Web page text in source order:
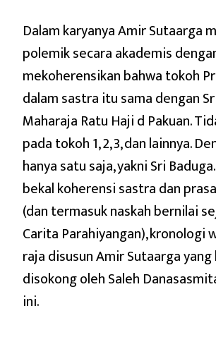
Dalam karyanya Amir Sutaarga
polemik secara akademis
mekoherensikan bahwa tokoh
dalam sastra itu sama dengan
Maharaja Ratu Haji d Pakuan.
pada tokoh 1, 2, 3, dan lainnya.
hanya satu saja, yakni Sri
bekal koherensi sastra dan
(dan termasuk naskah bernilai
Carita Parahiyangan), kronologi
raja disusun Amir Sutaarga
disokong oleh Saleh
ini.